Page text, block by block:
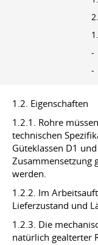
-
-
1.2. Eigenschaften
1.2.1. Rohre
technischen
Güteklassen D1
Zusammensetzung
werden.
1.2.2. Im
Lieferzustand und
1.2.3. Die
natürlich gealterter